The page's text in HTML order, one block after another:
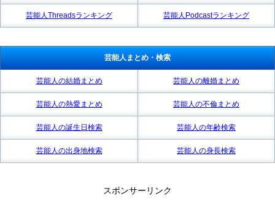
芸能人Threadsランキング 芸能人Podcastランキング
芸能人まとめ・検索
芸能人の結婚まとめ 芸能人の離婚まとめ
芸能人の熱愛まとめ 芸能人の不倫まとめ
芸能人の誕生日検索 芸能人の年齢検索
芸能人の出身地検索 芸能人の身長検索
スポンサーリンク